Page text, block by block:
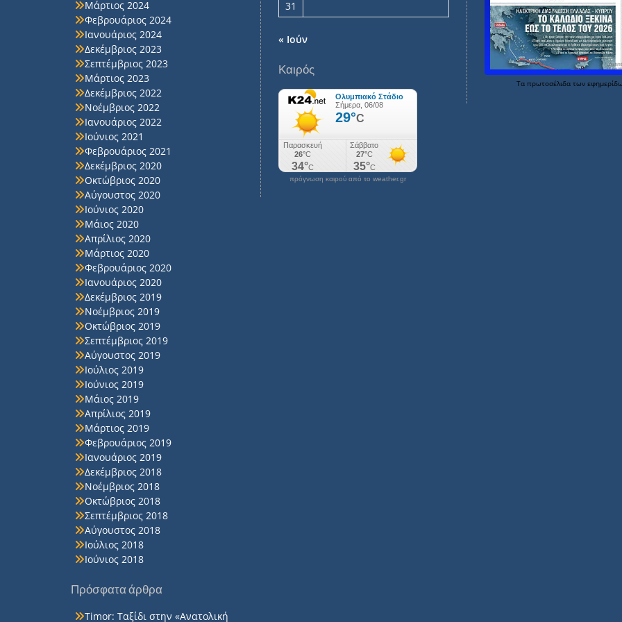
Μάρτιος 2024
Φεβρουάριος 2024
Ιανουάριος 2024
Δεκέμβριος 2023
Σεπτέμβριος 2023
Μάρτιος 2023
Δεκέμβριος 2022
Νοέμβριος 2022
Ιανουάριος 2022
Ιούνιος 2021
Φεβρουάριος 2021
Δεκέμβριος 2020
Οκτώβριος 2020
Αύγουστος 2020
Ιούνιος 2020
Μάιος 2020
Απρίλιος 2020
Μάρτιος 2020
Φεβρουάριος 2020
Ιανουάριος 2020
Δεκέμβριος 2019
Νοέμβριος 2019
Οκτώβριος 2019
Σεπτέμβριος 2019
Αύγουστος 2019
Ιούλιος 2019
Ιούνιος 2019
Μάιος 2019
Απρίλιος 2019
Μάρτιος 2019
Φεβρουάριος 2019
Ιανουάριος 2019
Δεκέμβριος 2018
Νοέμβριος 2018
Οκτώβριος 2018
Σεπτέμβριος 2018
Αύγουστος 2018
Ιούλιος 2018
Ιούνιος 2018
Πρόσφατα άρθρα
Timor: Ταξίδι στην «Ανατολική
31
« Ιούν
Καιρός
πρόγνωση καιρού από το weather.gr
Τα πρωτοσέλιδα των